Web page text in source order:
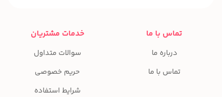
تماس با ما
درباره ما
تماس با ما
خدمات مشتریان
سوالات متداول
حریم خصوصی
شرایط استفاده